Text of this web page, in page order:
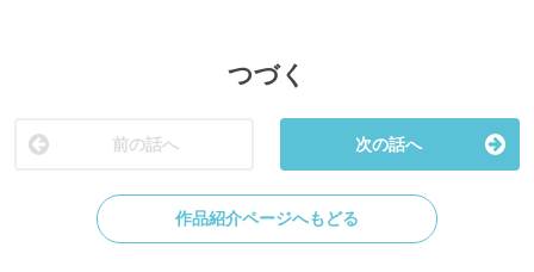
つづく
前の話へ 次の話へ
作品紹介ページへもどる